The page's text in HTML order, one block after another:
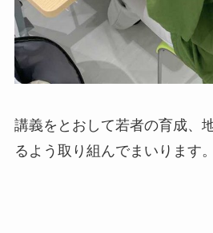
講義をとおして若者の育成、
るよう取り組んでまいります。